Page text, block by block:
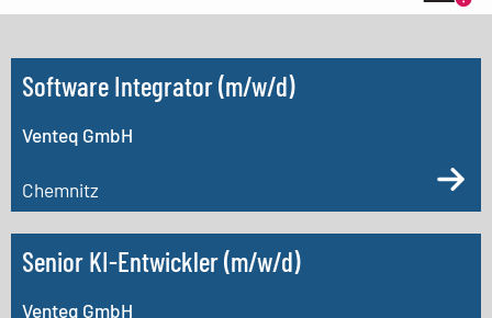
Software Integrator (m/w/d)
Venteq GmbH
Chemnitz
Senior KI-Entwickler (m/w/d)
Venteq GmbH